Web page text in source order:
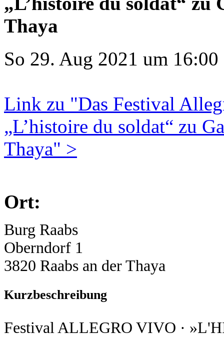
Thaya
So 29. Aug 2021 um 16:00
Link zu "Das Festival
„L’histoire du soldat“ zu
Thaya" >
Ort:
Burg Raabs
Oberndorf 1
3820 Raabs an der Thaya
Kurzbeschreibung
Festival ALLEGRO VIVO ·